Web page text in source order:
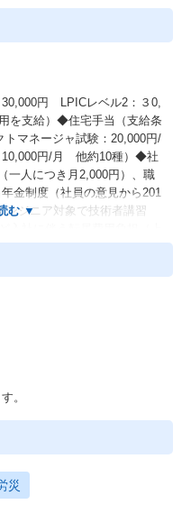
円 LPICレベル2：３0,
を支給）◆住宅手当（支給条
マネージャ試験：20,000円/
10,000円/月 他約10種）◆社
一人につき月2,000円）、職
金制度（社員の意見から201
ジニア対象で技術者講習
。
災